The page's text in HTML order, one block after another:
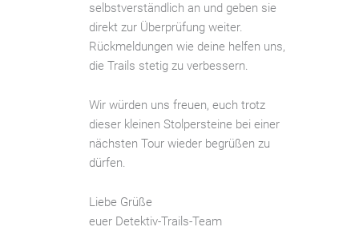
selbstverständlich an und geben sie
direkt zur Überprüfung weiter.
Rückmeldungen wie deine helfen uns,
die Trails stetig zu verbessern.
Wir würden uns freuen, euch trotz
dieser kleinen Stolpersteine bei einer
nächsten Tour wieder begrüßen zu
dürfen.
Liebe Grüße
euer Detektiv-Trails-Team